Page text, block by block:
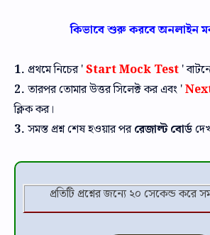
কিভাবে শুরু করবে অনলাইন
1. প্রথমে নিচের 'Start Mock Test '
2. তারপর তোমার উত্তর সিলেক্ট কর এবং '
ক্লিক কর।
3. সমস্ত প্রশ্ন শেষ হওয়ার পররেজাল্ট বোর্ড
প্রতিটি প্রশ্নের জন্যে ২০ সেকেন্ড করে